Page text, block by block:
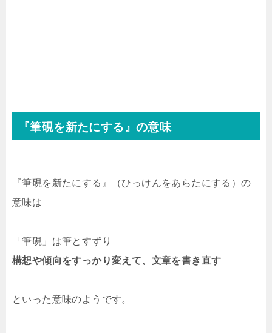
『筆硯を新たにする』の意味
『筆硯を新たにする』（ひっけんをあらたにする）の
意味は
「筆硯」は筆とすずり
構想や傾向をすっかり変えて、文章を書き直す
といった意味のようです。